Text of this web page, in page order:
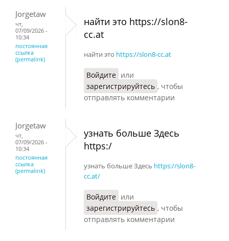
Jorgetaw
чт,
07/09/2026 -
10:34
постоянная
ссылка
(permalink)
найти это https://slon8-
cc.at
найти это https://slon8-cc.at
Войдите или
зарегистрируйтесь , чтобы
отправлять комментарии
Jorgetaw
чт,
07/09/2026 -
10:34
постоянная
ссылка
(permalink)
узнать больше Здесь
https:/
узнать больше Здесь https://slon8-
cc.at/
Войдите или
зарегистрируйтесь , чтобы
отправлять комментарии